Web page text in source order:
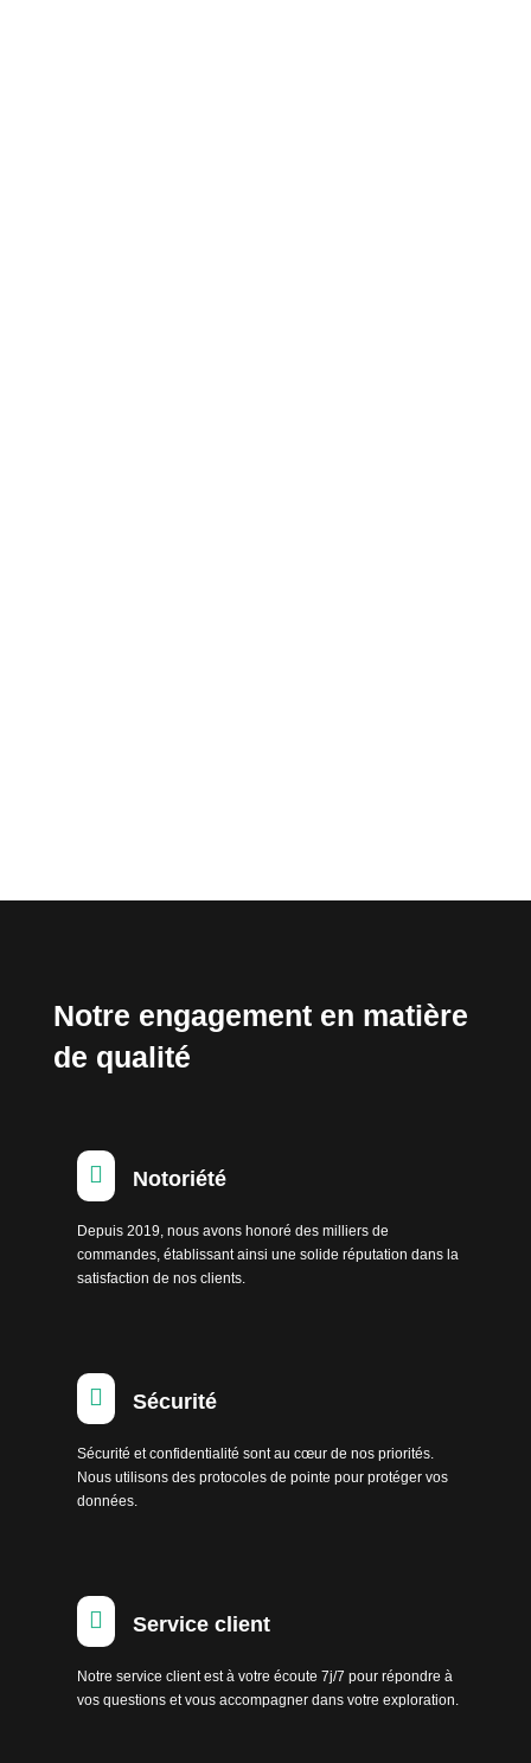
Notre engagement en matière
de qualité
 Notoriété
Depuis 2019, nous avons honoré des milliers de
commandes, établissant ainsi une solide réputation dans la
satisfaction de nos clients.
 Sécurité
Sécurité et confidentialité sont au cœur de nos priorités.
Nous utilisons des protocoles de pointe pour protéger vos
données.
 Service client
Notre service client est à votre écoute 7j/7 pour répondre à
vos questions et vous accompagner dans votre exploration.